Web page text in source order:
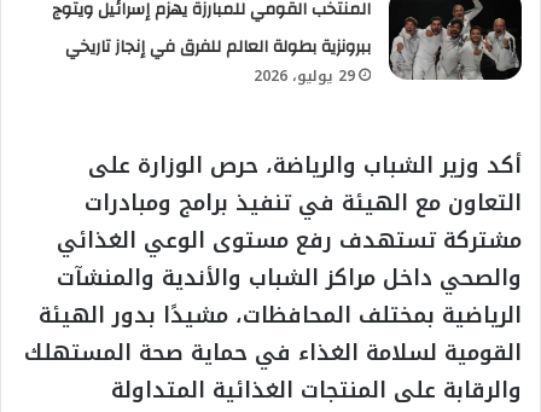
المنتخب القومي للمبارزة يهزم إسرائيل ويتوج
ببرونزية بطولة العالم للفرق في إنجاز تاريخي
29 يوليو، 2026
أكد وزير الشباب والرياضة، حرص الوزارة على
التعاون مع الهيئة في تنفيذ برامج ومبادرات
مشتركة تستهدف رفع مستوى الوعي الغذائي
والصحي داخل مراكز الشباب والأندية والمنشآت
الرياضية بمختلف المحافظات، مشيدًا بدور الهيئة
القومية لسلامة الغذاء في حماية صحة المستهلك
والرقابة على المنتجات الغذائية المتداولة